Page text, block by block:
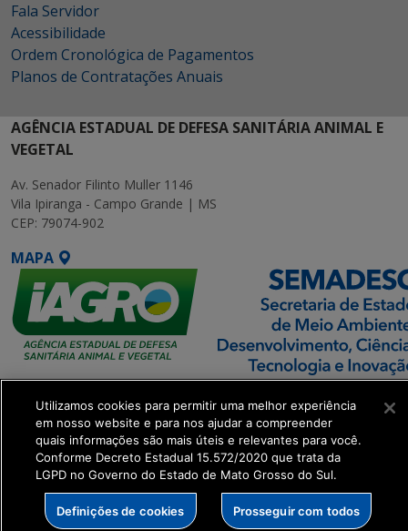
Fala Servidor
Acessibilidade
Ordem Cronológica de Pagamentos
Planos de Contratações Anuais
AGÊNCIA ESTADUAL DE DEFESA SANITÁRIA ANIMAL E
VEGETAL
Av. Senador Filinto Muller 1146
Vila Ipiranga - Campo Grande | MS
CEP: 79074-902
MAPA
SETDIG | Secretaria-
Executiva de
Transformação Digital
get_footer();
Utilizamos cookies para permitir uma melhor experiência
em nosso website e para nos ajudar a compreender
quais informações são mais úteis e relevantes para você.
Conforme Decreto Estadual 15.572/2020 que trata da
LGPD no Governo do Estado de Mato Grosso do Sul.
Definições de cookies Prosseguir com todos